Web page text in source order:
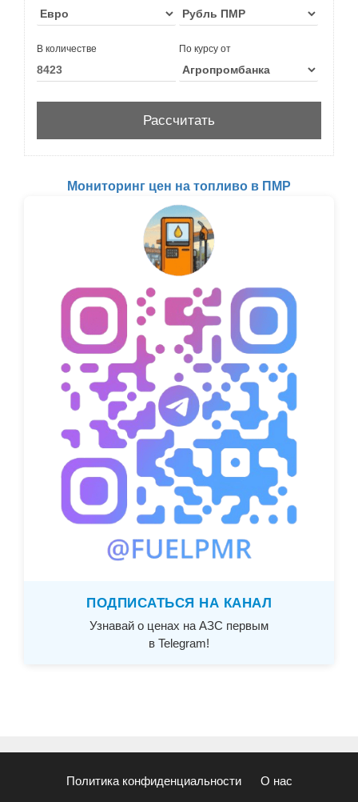
В количестве По курсу от
Мониторинг цен на топливо в ПМР
ПОДПИСАТЬСЯ НА КАНАЛ
Узнавай о ценах на АЗС первым
в Telegram!
Политика конфиденциальности О нас